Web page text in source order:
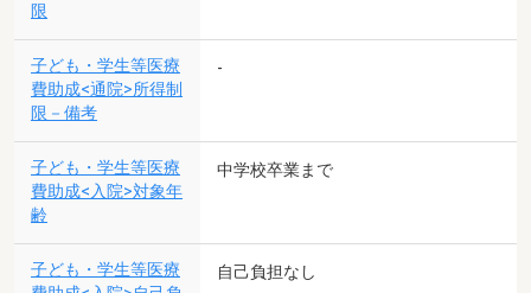
限
子ども・学生等医療
費助成<通院>所得制
限－備考
-
子ども・学生等医療
費助成<入院>対象年
齢
中学校卒業まで
子ども・学生等医療
自己負担なし